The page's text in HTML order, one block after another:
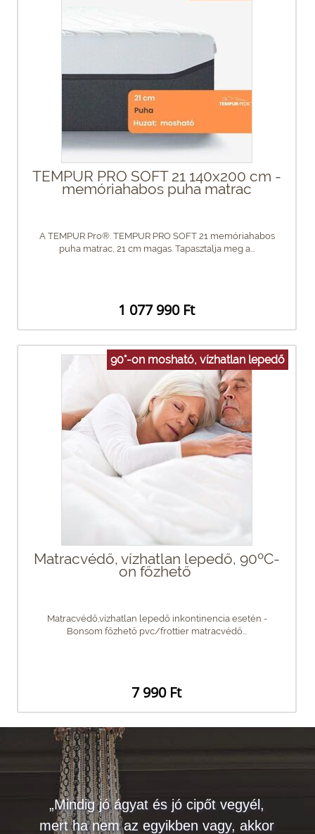
TEMPUR PRO SOFT 21 140x200 cm -
memóriahabos puha matrac
A TEMPUR Pro®. TEMPUR PRO SOFT 21 memóriahabos
puha matrac, 21 cm magas. Tapasztalja meg a...
1 077 990 Ft
90°-on mosható, vízhatlan lepedő
Matracvédő, vízhatlan lepedő, 90ºC-
on főzhető
Matracvédő,vízhatlan lepedő inkontinencia esetén -
Bonsom főzhető pvc/frottier matracvédő...
7 990 Ft
„Mindig jó ágyat és jó cipőt vegyél,
mert ha nem az egyikben vagy, akkor